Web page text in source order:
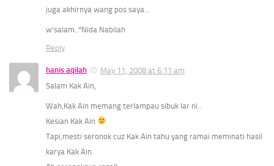
juga akhirnya wang pos saya…
w’salam..*Nida Nabilah
Reply
hanis aqilah
May 11, 2008 at 6:11 am
Salam Kak Ain,
Wah,Kak Ain memang terlampau sibuk lar ni..
Kesian Kak Ain
Tapi,mesti seronok cuz Kak Ain tahu yang ramai meminati hasil
karya Kak Ain.